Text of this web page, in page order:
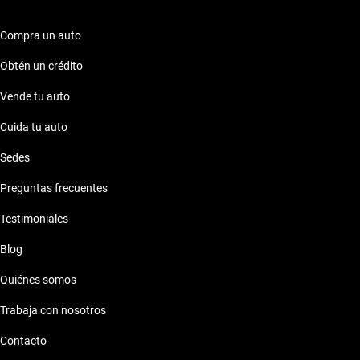
Kavak y encuentra el SUV perfecto para ti.
Compra un auto
Obtén un crédito
Vende tu auto
Cuida tu auto
Sedes
Preguntas frecuentes
Testimoniales
Blog
Quiénes somos
Trabaja con nosotros
Contacto